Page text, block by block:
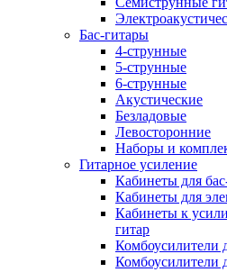
Бас-гитары
4-струнные
5-струнные
6-струнные
Акустические
Безладовые
Левосторонние
Наборы и
Гитарное усиление
Кабинеты для
Кабинеты для
Кабинеты к
гитар
Комбоусилители
Комбоусилители